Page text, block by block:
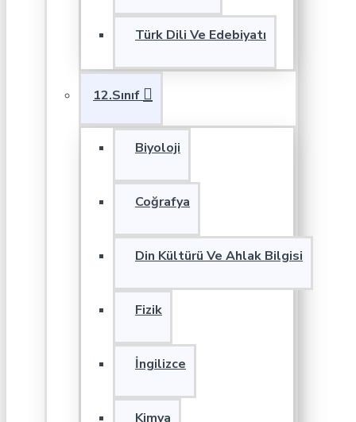
Türk Dili Ve Edebiyatı
12.Sınıf
Biyoloji
Coğrafya
Din Kültürü Ve Ahlak Bilgisi
Fizik
İngilizce
Kimya